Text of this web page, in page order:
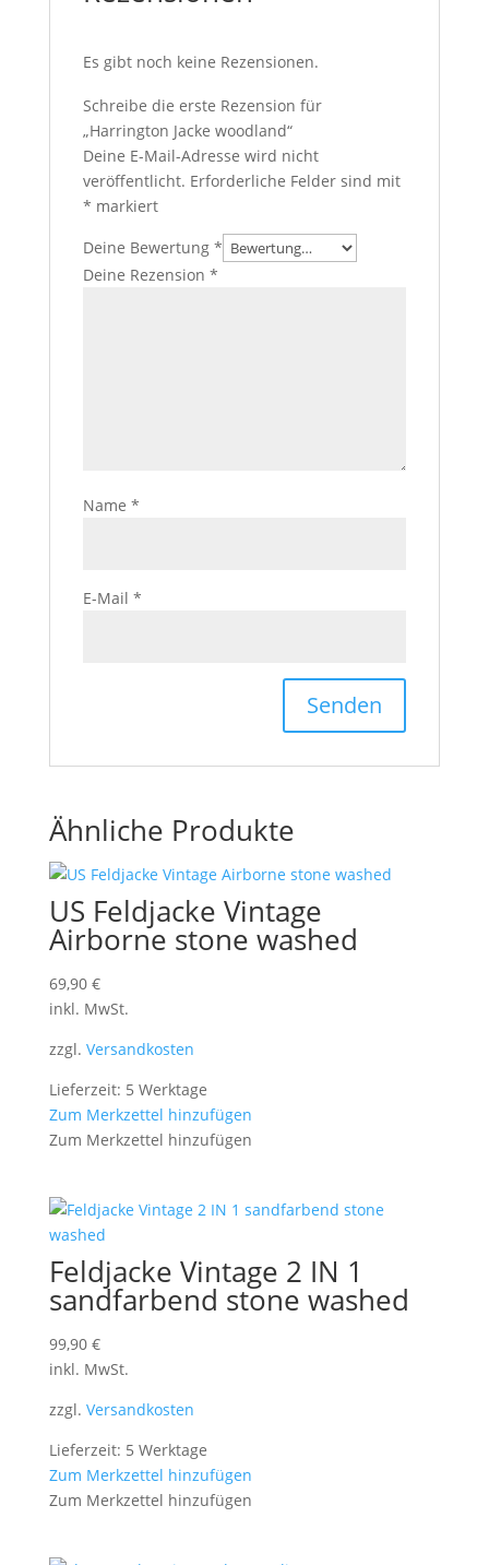
Es gibt noch keine Rezensionen.
Schreibe die erste Rezension für
„Harrington Jacke woodland“
Deine E-Mail-Adresse wird nicht
veröffentlicht. Erforderliche Felder sind mit
* markiert
Deine Bewertung *
Deine Rezension *
Name *
E-Mail *
Ähnliche Produkte
US Feldjacke Vintage
Airborne stone washed
69,90 €
inkl. MwSt.
zzgl. Versandkosten
Lieferzeit: 5 Werktage
Zum Merkzettel hinzufügen
Zum Merkzettel hinzufügen
Feldjacke Vintage 2 IN 1
sandfarbend stone washed
99,90 €
inkl. MwSt.
zzgl. Versandkosten
Lieferzeit: 5 Werktage
Zum Merkzettel hinzufügen
Zum Merkzettel hinzufügen